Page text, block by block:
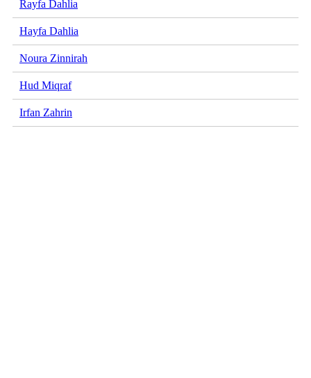
Rayfa Dahlia
Hayfa Dahlia
Noura Zinnirah
Hud Miqraf
Irfan Zahrin